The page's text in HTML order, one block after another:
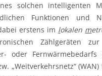
solchen intelligenten
Funktionen und
erstens im lokalen m
Zählgeräten
oder
„Weitverkehrsnetz“